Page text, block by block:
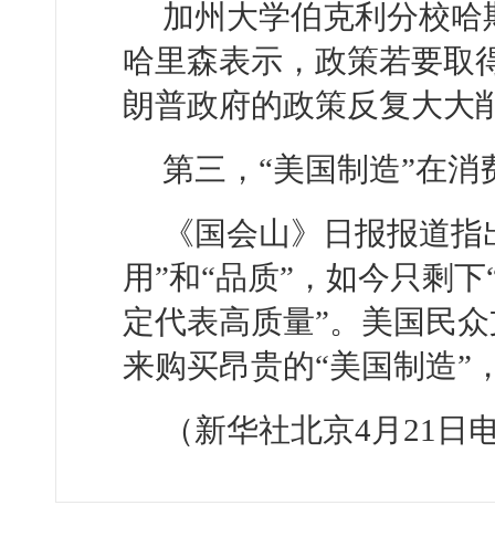
加州大学伯克利分校哈
哈里森表示，政策若要取
朗普政府的政策反复大大
第三，“美国制造”在
《国会山》日报报道
用”和“品质”，如今只剩
定代表高质量”。美国民
来购买昂贵的“美国制造”
（新华社北京4月21日